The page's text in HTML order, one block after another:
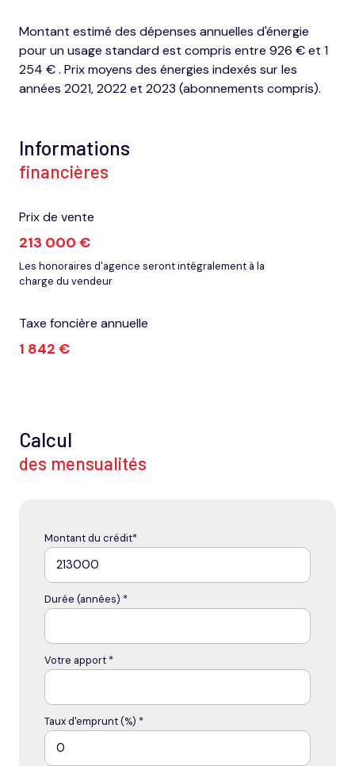
Montant estimé des dépenses annuelles d'énergie
pour un usage standard est compris entre 926 € et 1
254 € . Prix moyens des énergies indexés sur les
années 2021, 2022 et 2023 (abonnements compris).
Informations
financières
Prix de vente
213 000 €
Les honoraires d'agence seront intégralement à la
charge du vendeur
Taxe foncière annuelle
1 842 €
Calcul
des mensualités
Montant du crédit*
Durée (années) *
Votre apport *
Taux d'emprunt (%) *